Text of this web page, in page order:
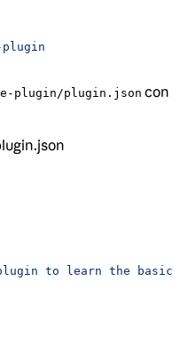
plugin/plugin.json con
to learn the